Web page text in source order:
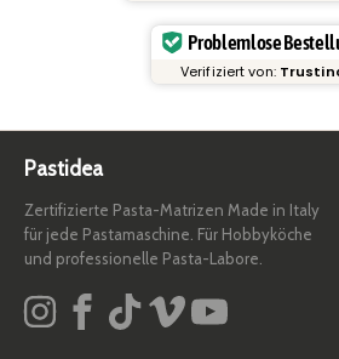
Problemlose
Verifiziert von:
Pastidea
Zertifizierte Pasta-Matrizen Made in Italy
für jede Pastamaschine. Für Hobbyköche
und professionelle Pasta-Labore.